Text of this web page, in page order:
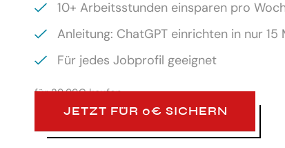
10+ Arbeitsstunden einsparen pro
Anleitung: ChatGPT einrichten in nur 15
Für jedes Jobprofil geeignet
für29,99€ kaufen
JETZT FÜR 0€ SICHERN